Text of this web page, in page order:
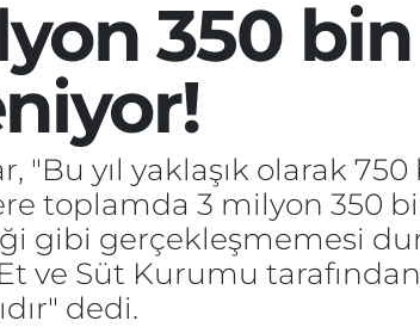
350
"Bu yıl yaklaşık olarak
toplamda 3 milyon 350
gibi gerçekleşmemesi
ve Süt Kurumu
dedi.